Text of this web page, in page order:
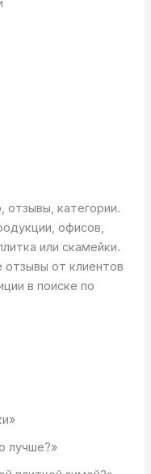
категории.
офисов,
или скамейки.
отзывы от клиентов
в поиске по
лучше?»